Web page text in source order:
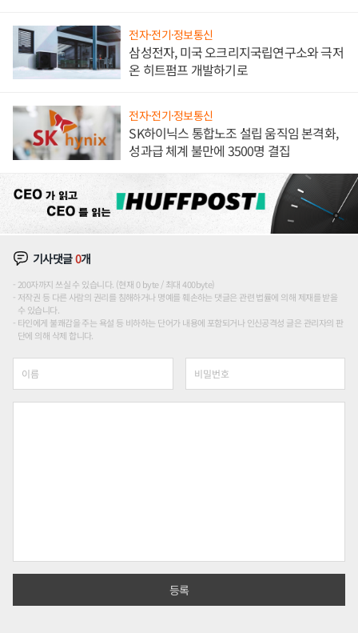
전자·전기·정보통신
삼성전자, 미국 오크리지국립연구소와 극저
온 히트펌프 개발하기로
전자·전기·정보통신
SK하이닉스 통합노조 설립 움직임 본격화,
성과급 체계 불만에 3500명 결집
기사댓글0개
200자까지 쓰실 수 있습니다. (현재 0 byte / 최대 400byte)
저작권 등 다른 사람의 권리를 침해하거나 명예를 훼손하는 댓글은 관련 법률에 의해 제재를 받을
수 있습니다.
타인에게 불쾌감을 주는 욕설 등 비하하는 단어가 내용에 포함되거나 인신공격성 글은 관리자의 판
단에 의해 삭제 합니다.